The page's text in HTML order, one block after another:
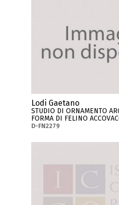
Lodi Gaetano
STUDIO DI ORNAMENTO
FORMA DI FELINO
D-FN2279